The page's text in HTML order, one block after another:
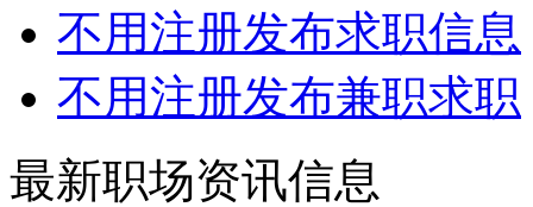
不用注册发布求职信息
不用注册发布兼职求职
最新职场资讯信息